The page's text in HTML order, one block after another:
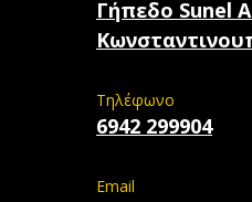
Γήπεδο Sunel
Τηλέφωνο
6942 299904
Email